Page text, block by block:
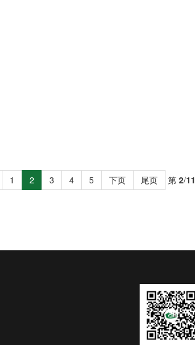
1 2 3 4 5 下页 尾页 第2/11